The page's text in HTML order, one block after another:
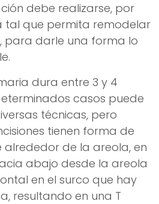
debe realizarse, por
tal que permita remodelar
para darle una forma lo
dura entre 3 y 4
casos puede
técnicas, pero
tienen forma de
de la areola, en
abajo desde la areola
en el surco que hay
resultando en una T